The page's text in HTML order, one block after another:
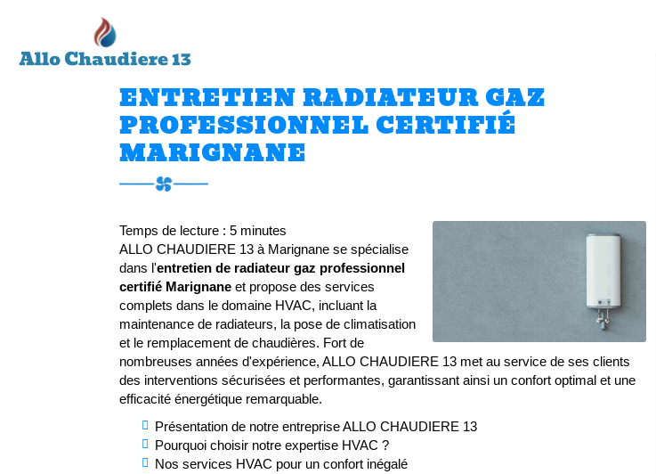
13
ENTRETIEN RADIATEUR GAZ
PROFESSIONNEL CERTIFIÉ
MARIGNANE
Temps de lecture : 5 minutes
ALLO CHAUDIERE 13 à Marignane se spécialise
dans l'entretien de radiateur gaz professionnel
certifié Marignane et propose des services
complets dans le domaine HVAC, incluant la
maintenance de radiateurs, la pose de climatisation
et le remplacement de chaudières. Fort de
nombreuses années d'expérience, ALLO CHAUDIERE 13 met au service de ses clients
des interventions sécurisées et performantes, garantissant ainsi un confort optimal et une
efficacité énergétique remarquable.
Présentation de notre entreprise ALLO CHAUDIERE 13
Pourquoi choisir notre expertise HVAC ?
Nos services HVAC pour un confort inégalé